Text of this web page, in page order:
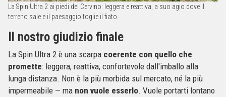
La Spin Ultra 2 ai piedi del Cervino: leggera e reattiva, a suo agio dove il
terreno sale e il paesaggio toglie il fiato.
Il nostro giudizio finale
La Spin Ultra 2 è una scarpa coerente con quello che
promette: leggera, reattiva, confortevole dall'imballo alla
lunga distanza. Non è la più morbida sul mercato, né la più
impermeabile — ma non vuole esserlo. Vuole portarti lontano